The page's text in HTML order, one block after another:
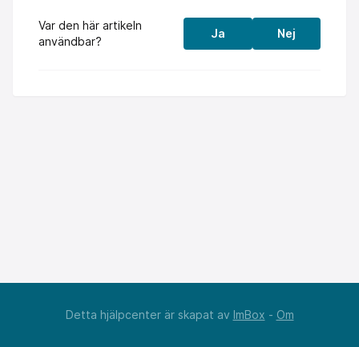
Var den här artikeln
användbar?
Ja Nej
Detta hjälpcenter är skapat av ImBox - Om